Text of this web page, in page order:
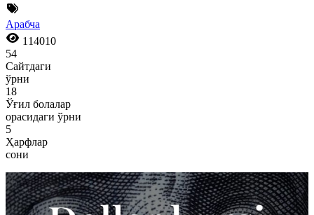
Арабча
114010
54
Сайтдаги
ўрни
18
Ўғил болалар
орасидаги ўрни
5
Ҳарфлар
сони